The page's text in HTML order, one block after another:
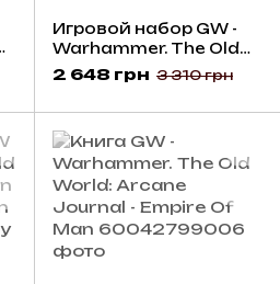
Игровой набор GW -
Warhammer. The Old
World: Empire Of Man -
Greatswords
2 648 грн 3 310 грн